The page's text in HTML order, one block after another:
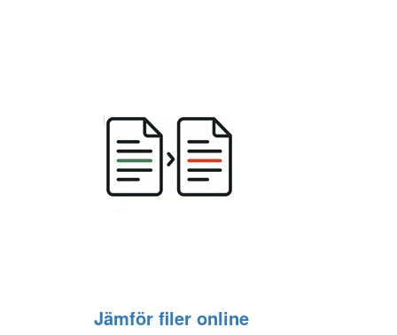
Jämför filer online